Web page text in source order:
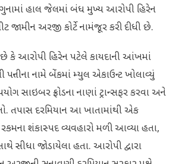
ગુનામાં હાલ જેલમાં બંધ મુખ્ય આરોપી હિરેન
જામીન અરજી કોર્ટે નામંજૂર કરી દીધી છે.
કે આરોપી હિરેન પટેલે કાયદાની આંખમાં
પત્નીના નામે બેંકમાં મ્યુલ એકાઉન્ટ ખોલાવ્યું
સાઇબર ફ્રોડના નાણાં ટ્રાન્સફર કરવા અને
તપાસ દરમિયાન આ ખાતામાંથી એક
શંકાસ્પદ વ્યવહારો મળી આવ્યા હતા,
સીધા જોડાયેલા હતા. આરોપી દ્વારા